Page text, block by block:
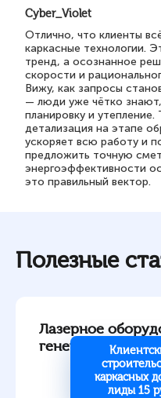
Cyber_Violet
Отлично, что клиенты
каркасные технологии.
тренд, а осознанное
скорости и
Вижу, как запросы
— люди уже чётко
планировку и утепление.
детализация на этапе
ускоряет всю работу и
предложить точную
энергоэффективности
это правильный вектор.
Полезные
Лазерное
генерация лидов
каркасных
лиды 15